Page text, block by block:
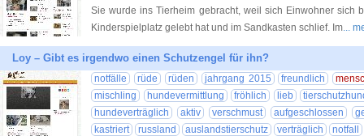
Sie wurde ins Tierheim gebracht, weil sich Einwohner sich
Kinderspielplatz gelebt hat und im Sandkasten schlief. Im...
Loy – Gibt es irgendwo einen Schutzengel für ihn?
notfälle rüde rüden jahrgang 2015 freundlich
mischling
hundevermittlung fröhlich lieb
hundeverträglich
aktiv verschmust aufgeschlossen
kastriert
russland auslandstierschutz verträglich
notfall